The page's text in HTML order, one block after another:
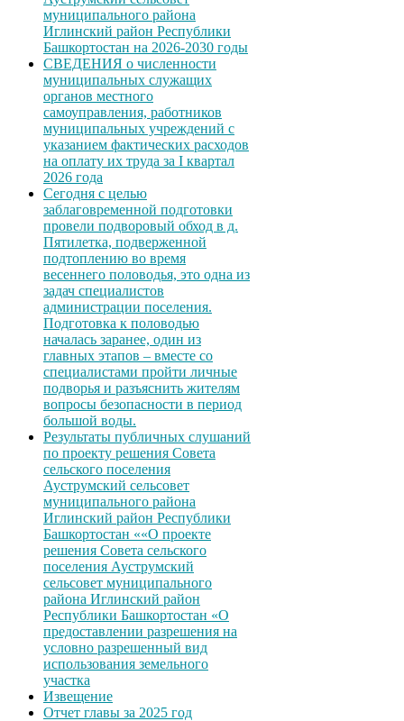
муниципального района
Иглинский район Республики
Башкортостан на 2026-2030 годы
СВЕДЕНИЯ о численности
муниципальных служащих
органов местного
самоуправления, работников
муниципальных учреждений с
указанием фактических расходов
на оплату их труда за I квартал
2026 года
Сегодня с целью
заблаговременной подготовки
провели подворовый обход в д.
Пятилетка, подверженной
подтоплению во время
весеннего половодья, это одна из
задач специалистов
администрации поселения.
Подготовка к половодью
началась заранее, один из
главных этапов – вместе со
специалистами пройти личные
подворья и разъяснить жителям
вопросы безопасности в период
большой воды.
Результаты публичных слушаний
по проекту решения Совета
сельского поселения
Ауструмский сельсовет
муниципального района
Иглинский район Республики
Башкортостан ««О проекте
решения Совета сельского
поселения Ауструмский
сельсовет муниципального
района Иглинский район
Республики Башкортостан «О
предоставлении разрешения на
условно разрешенный вид
использования земельного
участка
Извещение
Отчет главы за 2025 год